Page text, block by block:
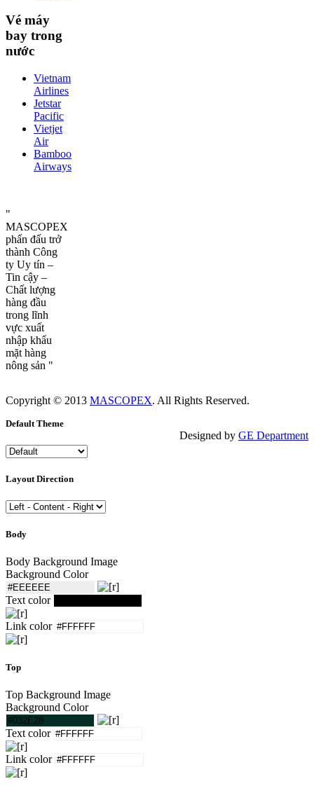
Vé máy
bay trong
nước
Vietnam
Airlines
Jetstar
Pacific
Vietjet
Air
Bamboo
Airways
"
MASCOPEX
phấn đấu trở
thành Công
ty Uy tín –
Tin cậy –
Chất lượng
hàng đầu
trong lĩnh
vực xuất
nhập khẩu
mặt hàng
nông sản "
Copyright © 2013 MASCOPEX. All Rights Reserved.
Designed by GE Department
Default Theme
Layout Direction
Body
Body Background Image
Background Color
Text color
Link color
Top
Top Background Image
Background Color
Text color
Link color